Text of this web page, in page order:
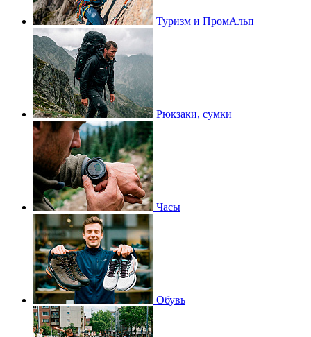
Туризм и ПромАльп
Рюкзаки, сумки
Часы
Обувь